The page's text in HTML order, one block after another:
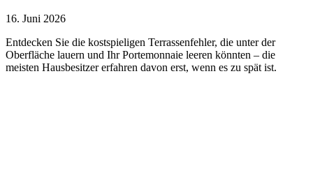
16. Juni 2026
Entdecken Sie die kostspieligen Terrassenfehler, die unter der
Oberfläche lauern und Ihr Portemonnaie leeren könnten – die
meisten Hausbesitzer erfahren davon erst, wenn es zu spät ist.